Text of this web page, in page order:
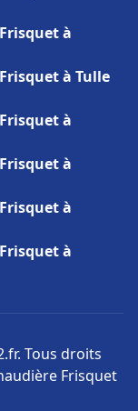
à
à Tulle
à
à
à
à
Tous droits
Frisquet